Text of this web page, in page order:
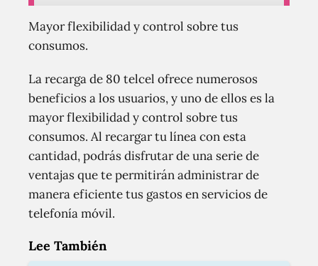
Mayor flexibilidad y control sobre tus
consumos.
La recarga de 80 telcel ofrece numerosos
beneficios a los usuarios, y uno de ellos es la
mayor flexibilidad y control sobre tus
consumos. Al recargar tu línea con esta
cantidad, podrás disfrutar de una serie de
ventajas que te permitirán administrar de
manera eficiente tus gastos en servicios de
telefonía móvil.
Lee También